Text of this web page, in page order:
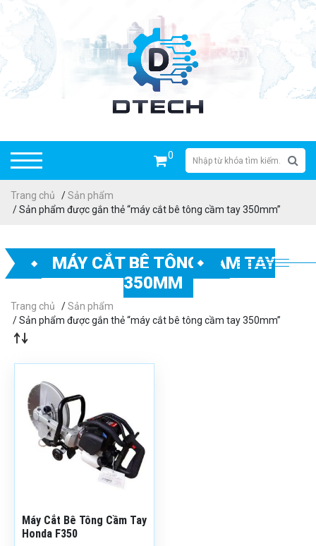
0
Trang chủ /Sản phẩm
/ Sản phẩm được gắn thẻ “máy cắt bê tông cầm tay 350mm”
MÁY CẮT BÊ TÔNG CẦM TAY
350MM
Trang chủ /Sản phẩm
/ Sản phẩm được gắn thẻ “máy cắt bê tông cầm tay 350mm”
Mã sản phẩm: MCBTX
GQ35
Bảo hành: 6 Tháng
Tình trạng: Còn hàng
Thương hiệu: Trung
Máy Cắt Bê Tông Cầm Tay
Honda F350